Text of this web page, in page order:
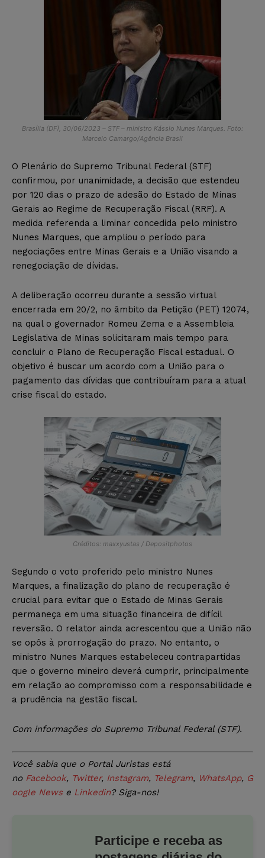
Brasília (DF), 30/06/2023 – STF – ministro Kássio Nunes Marques. Foto:
Marcelo Camargo/Agência Brasil
O Plenário do Supremo Tribunal Federal (STF)
confirmou, por unanimidade, a decisão que estendeu
por 120 dias o prazo de adesão do Estado de Minas
Gerais ao Regime de Recuperação Fiscal (RRF). A
medida referenda a liminar concedida pelo ministro
Nunes Marques, que ampliou o período para
negociações entre Minas Gerais e a União visando a
renegociação de dívidas.
A deliberação ocorreu durante a sessão virtual
encerrada em 20/2, no âmbito da Petição (PET) 12074,
na qual o governador Romeu Zema e a Assembleia
Legislativa de Minas solicitaram mais tempo para
concluir o Plano de Recuperação Fiscal estadual. O
objetivo é buscar um acordo com a União para o
pagamento das dívidas que contribuíram para a atual
crise fiscal do estado.
Créditos: maxxyustas / Depositphotos
Segundo o voto proferido pelo ministro Nunes
Marques, a finalização do plano de recuperação é
crucial para evitar que o Estado de Minas Gerais
permaneça em uma situação financeira de difícil
reversão. O relator ainda acrescentou que a União não
se opôs à prorrogação do prazo. No entanto, o
ministro Nunes Marques estabeleceu contrapartidas
que o governo mineiro deverá cumprir, principalmente
em relação ao compromisso com a responsabilidade e
a prudência na gestão fiscal.
Com informações do Supremo Tribunal Federal (STF).
Você sabia que o Portal Juristas está
no Facebook, Twitter, Instagram, Telegram, WhatsApp, G
oogle Newse Linkedin? Siga-nos!
Participe e receba as